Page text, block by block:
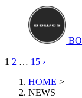
1 2 … 15 ›
HOME >
NEWS